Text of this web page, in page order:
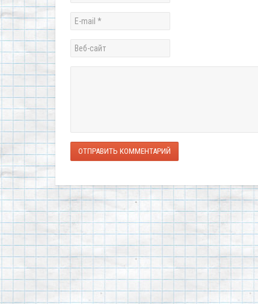
ОТПРАВИТЬ КОММЕНТАРИЙ